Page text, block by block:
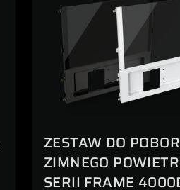
ZESTAW DO
ZIMNEGO
SERII FRAME